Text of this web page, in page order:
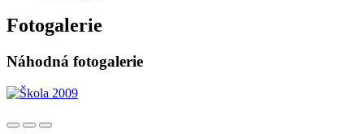
Fotogalerie
Náhodná fotogalerie